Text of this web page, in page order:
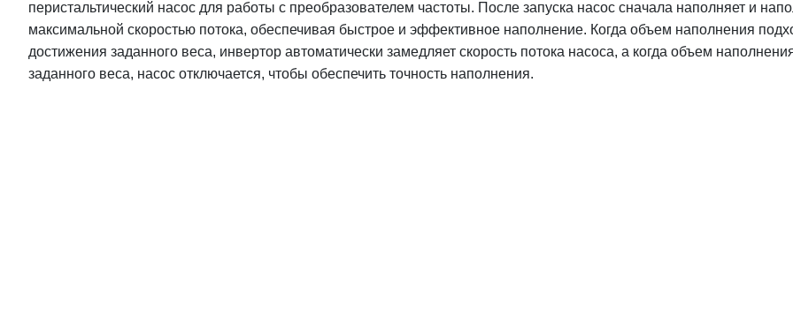
перистальтический насос для работы с преобразователем частоты. После запуска насос сначала наполняет и
максимальной скоростью потока, обеспечивая быстрое и эффективное наполнение. Когда объем наполнения
достижения заданного веса, инвертор автоматически замедляет скорость потока насоса, а когда объем
заданного веса, насос отключается, чтобы обеспечить точность наполнения.